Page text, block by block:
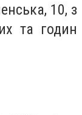
10, з
та годин